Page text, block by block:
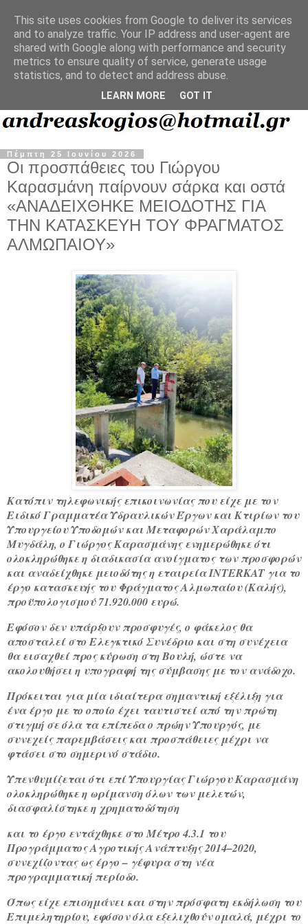
Πέμπτη 25 Ιουνίου 2026
Οι προσπάθειες του Γιώργου
Καρασμάνη παίρνουν σάρκα και οστά
«ΑΝΑΔΕΙΧΘΗΚΕ ΜΕΙΟΔΟΤΗΣ ΓΙΑ
ΤΗΝ ΚΑΤΑΣΚΕΥΗ ΤΟΥ ΦΡΑΓΜΑΤΟΣ
ΑΛΜΩΠΑΙΟΥ»
Κατόπιν τηλεφωνικής επικοινωνίας που είχε με τον
Ειδικό Γραμματέα Υδραυλικών Έργων και Κτιρίων του
Υπουργείου Υποδομών και Μεταφορών Χαράλαμπο
Μυγδάλη, ο Γιώργος Καρασμάνης ενημερώθηκε ότι
ολοκληρώθηκε η διαδικασία ανοίγματος των προσφορών
και αναδείχθηκε μειοδότης η εταιρεία INTERKAT για το
έργο κατασκευής του Φράγματος Αλμωπαίου (Καλής),
προϋπολογισμού 71.920.000 ευρώ.
Εφόσον δεν υπάρξουν προσφυγές, ο φάκελος θα
αποσταλεί στο Ελεγκτικό Συνέδριο και στη συνέχεια
θα εισαχθεί προς κύρωση στη Βουλή, ώστε να
ακολουθήσει η υπογραφή της σύμβασης με τον ανάδοχο.
Πρόκειται για μία ιδιαίτερα σημαντική εξέλιξη για
ένα έργο με το οποίο έχει ταυτιστεί από την πρώτη
στιγμή σε όλα τα επίπεδα ο πρώην Υπουργός, με
συνεχείς παρεμβάσεις και προσπάθειες μέχρι να
φτάσει στο σημερινό στάδιο.
Υπενθυμίζεται ότι επί Υπουργίας Γιώργου Καρασμάνη
ολοκληρώθηκε η ωρίμανση όλων των μελετών,
διασφαλίστηκε η χρηματοδότηση
και το έργο εντάχθηκε στο Μέτρο 4.3.1 του
Προγράμματος Αγροτικής Ανάπτυξης 2014–2020,
συνεχίζοντας ως έργο – γέφυρα στη νέα
προγραμματική περίοδο.
Όπως είχε επισημάνει και στην πρόσφατη εκδήλωση του
Επιμελητηρίου, εφόσον όλα εξελιχθούν ομαλά, μέχρι το
This site uses cookies from Google to deliver its services
and to analyze traffic. Your IP address and user-agent are
shared with Google along with performance and security
metrics to ensure quality of service, generate usage
statistics, and to detect and address abuse.
LEARN MORE GOT IT